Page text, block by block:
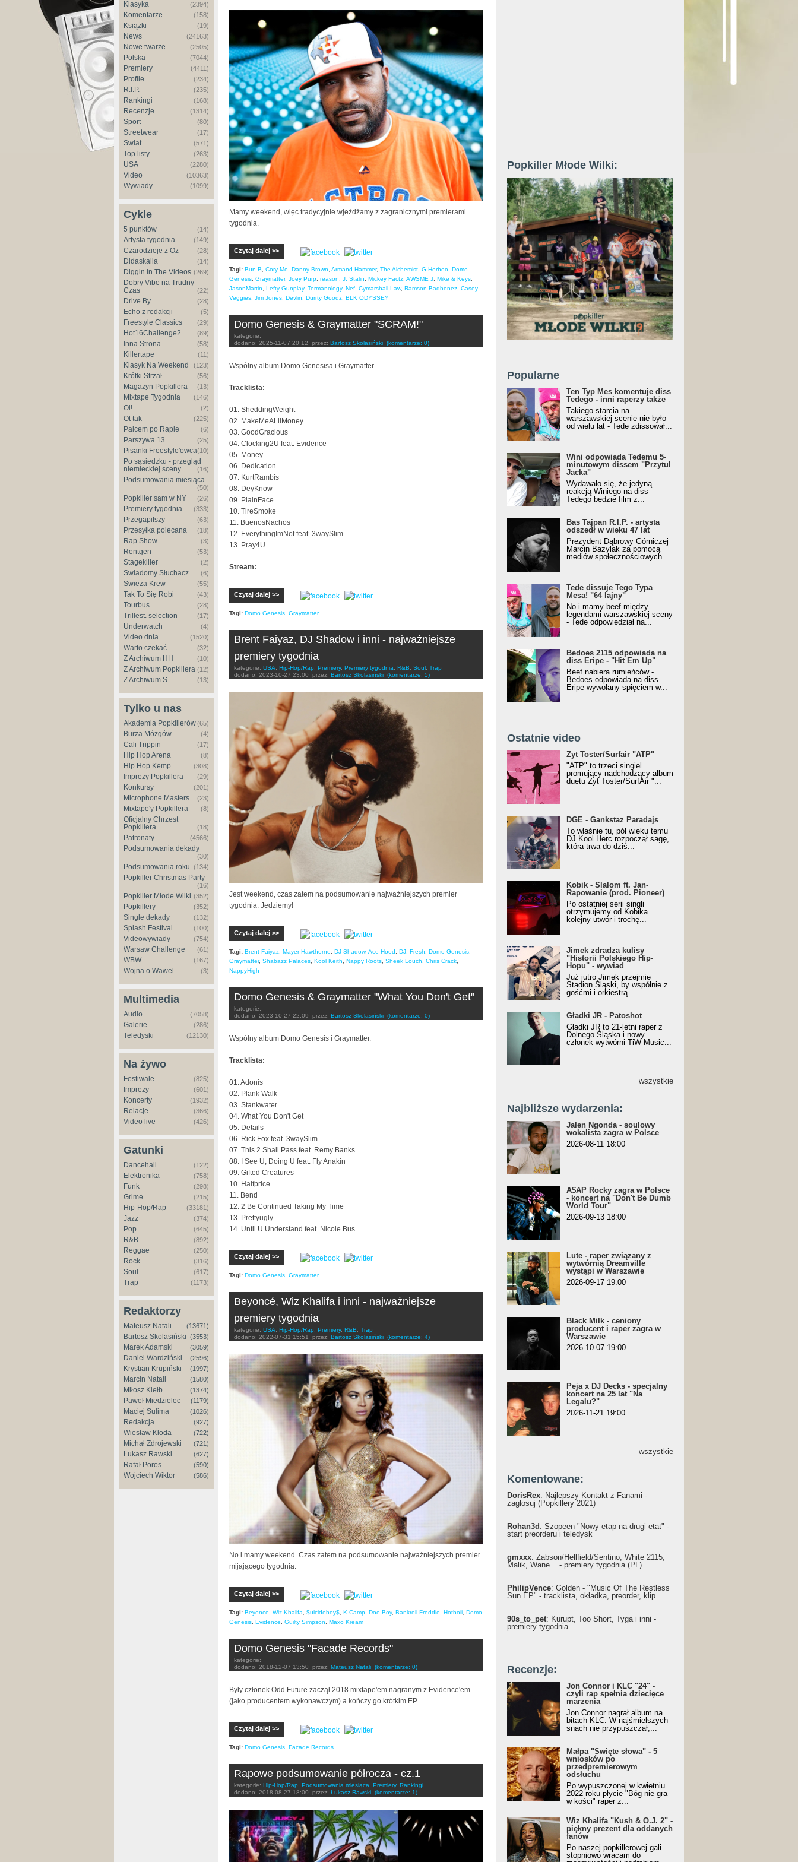
Klasyka (2394)
Komentarze (158)
Książki (19)
News (24163)
Nowe twarze (2505)
Polska (7044)
Premiery (4411)
Profile (234)
R.I.P. (235)
Rankingi (168)
Recenzje (1314)
Sport (80)
Streetwear (17)
Świat (571)
Top listy (263)
USA (2280)
Video (10363)
Wywiady (1099)
Cykle
5 punktów (14)
Artysta tygodnia (149)
Czarodzieje z Oz (28)
Didaskalia (14)
Diggin In The Videos (269)
Dobry Vibe na Trudny
Czas
(22)
Drive By (28)
Echo z redakcji (5)
Freestyle Classics (29)
Hot16Challenge2 (89)
Inna Strona (58)
Killertape (11)
Klasyk Na Weekend (123)
Krótki Strzał (56)
Magazyn Popkillera (13)
Mixtape Tygodnia (146)
Oi! (2)
Ot tak (225)
Palcem po Rapie (6)
Parszywa 13 (25)
Pisanki Freestyle'owca(10)
Po sąsiedzku - przegląd
niemieckiej sceny
(16)
Podsumowania miesiąca
(50)
Popkiller sam w NY (26)
Premiery tygodnia (333)
Przegapifszy (63)
Przesyłka polecana (18)
Rap Show (3)
Rentgen (53)
Stagekiller (2)
Świadomy Słuchacz (6)
Świeża Krew (55)
Tak To Się Robi (43)
Tourbus (28)
Trillest. selection (17)
Underwatch (4)
Video dnia (1520)
Warto czekać (32)
Z Archiwum HH (10)
Z Archiwum Popkillera (12)
Z Archiwum S (13)
Tylko u nas
Akademia Popkillerów(65)
Burza Mózgów (4)
Cali Trippin (17)
Hip Hop Arena (8)
Hip Hop Kemp (308)
Imprezy Popkillera (29)
Konkursy (201)
Microphone Masters (23)
Mixtape'y Popkillera (8)
Oficjalny Chrzest
Popkillera
(18)
Patronaty (4566)
Podsumowania dekady
(30)
Podsumowania roku (134)
Popkiller Christmas Party
(16)
Popkiller Młode Wilki (352)
Popkillery (352)
Single dekady (132)
Splash Festival (100)
Videowywiady (754)
Warsaw Challenge (61)
WBW (167)
Wojna o Wawel (3)
Multimedia
Audio (7058)
Galerie (286)
Teledyski (12130)
Na żywo
Festiwale (825)
Imprezy (601)
Koncerty (1932)
Relacje (366)
Video live (426)
Gatunki
Dancehall (122)
Elektronika (758)
Funk (298)
Grime (215)
Hip-Hop/Rap (33181)
Jazz (374)
Pop (645)
R&B (892)
Reggae (250)
Rock (316)
Soul (617)
Trap (1173)
Redaktorzy
Mateusz Natali (13671)
Bartosz Skolasiński (3553)
Marek Adamski (3059)
Daniel Wardziński (2596)
Krystian Krupiński (1997)
Marcin Natali (1580)
Miłosz Kiełb (1374)
Paweł Miedzielec (1179)
Maciej Sulima (1026)
Redakcja (927)
Wiesław Kłoda (722)
Michał Zdrojewski (721)
Łukasz Rawski (627)
Rafał Poros (590)
Wojciech Wiktor (586)
Mamy weekend, więc tradycyjnie wjeżdżamy z zagranicznymi premierami
tygodnia.
Czytaj dalej >>
Tagi: Bun B, Cory Mo, Danny Brown, Armand Hammer, The Alchemist, G Herboo, Domo
Genesis, Graymatter, Joey Purp, reason, J. Stalin, Mickey Factz, AWSME J, Mike & Keys,
JasonMartin, Lefty Gunplay, Termanology, Nef, Cymarshall Law, Ramson Badbonez, Casey
Veggies, Jim Jones, Devlin, Durrty Goodz, BLK ODYSSEY
Domo Genesis & Graymatter "SCRAM!"
kategorie:
dodano: 2025-11-07 20:12 przez: Bartosz Skolasiński (komentarze: 0)
Wspólny album Domo Genesisa i Graymatter.
Tracklista:
01. SheddingWeight
02. MakeMeALilMoney
03. GoodGracious
04. Clocking2U feat. Evidence
05. Money
06. Dedication
07. KurtRambis
08. DeyKnow
09. PlainFace
10. TireSmoke
11. BuenosNachos
12. EverythingImNot feat. 3waySlim
13. Pray4U
Stream:
Czytaj dalej >>
Tagi: Domo Genesis, Graymatter
Brent Faiyaz, DJ Shadow i inni - najważniejsze
premiery tygodnia
kategorie: USA, Hip-Hop/Rap, Premiery, Premiery tygodnia, R&B, Soul, Trap
dodano: 2023-10-27 23:00 przez: Bartosz Skolasiński (komentarze: 5)
Jest weekend, czas zatem na podsumowanie najważniejszych premier
tygodnia. Jedziemy!
Czytaj dalej >>
Tagi: Brent Faiyaz Mayer Hawthorne DJ Shadow, Ace Hood DJ. Fresh Domo Genesis
Graymatter, Shabazz Palaces Kool Keith Nappy Roots Sheek Louch Chris Crack
NappyHigh
Domo Genesis & Graymatter "What You Don't Get"
kategorie:
dodano: 2023-10-27 22:09 przez: Bartosz Skolasiński (komentarze: 0)
Wspólny album Domo Genesis i Graymatter.
Tracklista:
01. Adonis
02. Plank Walk
03. Stankwater
04. What You Don't Get
05. Details
06. Rick Fox feat. 3waySlim
07. This 2 Shall Pass feat. Remy Banks
08. I See U, Doing U feat. Fly Anakin
09. Gifted Creatures
10. Halfprice
11. Bend
12. 2 Be Continued Taking My Time
13. Prettyugly
14. Until U Understand feat. Nicole Bus
Czytaj dalej >>
Tagi: Domo Genesis Graymatter
Beyoncé, Wiz Khalifa i inni - najważniejsze
premiery tygodnia
kategorie: USA Hip-Hop/Rap Premiery, R&B
Trap
dodano: 2022-07-31 15:51 przez: Bartosz Skolasiński (komentarze: 4)
No i mamy weekend. Czas zatem na podsumowanie najważniejszych premier
mijającego tygodnia.
Czytaj dalej >>
Tagi: Beyonce Wiz Khalifa $uicideboy$ K Camp Doe Boy, Bankroll Freddie Hotboii Domo
Genesis Evidence Guilty Simpson Maxo Kream
Domo Genesis "Facade Records"
kategorie:
dodano: 2018-12-07 13:50 przez: Mateusz Natali (komentarze: 0)
Były członek Odd Future zaczął 2018 mixtape'em nagranym z Evidence'em
(jako producentem wykonawczym) a kończy go krótkim EP.
Czytaj dalej >>
Tagi: Domo Genesis Facade Records
Rapowe podsumowanie półrocza - cz.1
kategorie: Hip-Hop/Rap Podsumowania miesiąca Premiery, Rankingi
dodano: 2018-08-27 18:00 przez: Łukasz Rawski (komentarze: 1)
Popkiller Młode Wilki:
Popularne
Ten Typ Mes komentuje diss
Tedego - inni raperzy także
Takiego starcia na
warszawskiej scenie nie było
od wielu lat - Tede zdissował...
Wini odpowiada Tedemu 5-
minutowym dissem "Przytul
Jacka"
Wydawało się, że jedyną
reakcją Winiego na diss
Tedego będzie film z...
Bas Tajpan R.I.P. - artysta
odszedł w wieku 47 lat
Prezydent Dąbrowy Górniczej
Marcin Bazylak za pomocą
mediów społecznościowych...
Tede dissuje Tego Typa
Mesa! "64 lajny"
No i mamy beef między
legendami warszawskiej sceny
- Tede odpowiedział na...
Bedoes 2115 odpowiada na
diss Eripe - "Hit Em Up"
Beef nabiera rumieńców -
Bedoes odpowiada na diss
Eripe wywołany spięciem w...
Ostatnie video
Żyt Toster/SurfAir - ATP VIDEO
Żyt Toster/Surfair "ATP"
"ATP" to trzeci singiel
promujący nadchodzący album
duetu Żyt Toster/SurfAir "...
donGURALesko z nagrodą za
Klasyczny/Trueschoolowy
Album Roku (Popkillery 2023)
DGE - Gankstaz Paradajs
To właśnie tu, pół wieku temu
DJ Kool Herc rozpoczął sagę,
która trwa do dziś...
Kobik - Slalom ft. Jan-
Rapowanie (prod. Pioneer)
[Official Music Visualiser]
Kobik - Slalom ft. Jan-
Rapowanie (prod. Pioneer)
Po ostatniej serii singli
otrzymujemy od Kobika
kolejny utwór i trochę...
Jimek zdradza kulisy "Historii
Polskiego Hip-Hopu" - wywiad
Jimek zdradza kulisy
"Historii Polskiego Hip-
Hopu" - wywiad
Już jutro Jimek przejmie
Stadion Śląski, by wspólnie z
gośćmi i orkiestrą...
Gładki JR - Patoshot
Gładki JR - Patoshot
Gładki JR to 21-letni raper z
Dolnego Śląska i nowy
członek wytwórni TiW Music...
wszystkie
Najbliższe wydarzenia:
Jalen Ngonda - soulowy
wokalista zagra w Polsce
2026-08-11 18:00
A$AP Rocky zagra w Polsce
- koncert na "Don't Be Dumb
World Tour"
2026-09-13 18:00
Lute - raper związany z
wytwórnią Dreamville
wystąpi w Warszawie
2026-09-17 19:00
Black Milk - ceniony
producent i raper zagra w
Warszawie
2026-10-07 19:00
Peja x DJ Decks - specjalny
koncert na 25 lat "Na
Legalu?"
2026-11-21 19:00
wszystkie
Komentowane:
DorisRex: Najlepszy Kontakt z Fanami -
zagłosuj (Popkillery 2021)
Rohan3d : Szopeen "Nowy etap na drugi etat" -
start preorderu i teledysk
gmxxx: Żabson/Hellfield/Sentino, White 2115,
Malik, Wane... - premiery tygodnia (PL)
PhilipVence: Golden - "Music Of The Restless
Sun EP" - tracklista, okładka, preorder, klip
90s_to_pet: Kurupt, Too Short, Tyga i inni -
premiery tygodnia
Recenzje:
Jon Connor i KLC "24" -
czyli rap spełnia dziecięce
marzenia
Jon Connor nagrał album na
bitach KLC. W najśmielszych
snach nie przypuszczał,...
Małpa "Święte słowa" - 5
wniosków po
przedpremierowym
odsłuchu
Po wypuszczonej w kwietniu
2022 roku płycie "Bóg nie gra
w kości" raper z...
Wiz Khalifa "Kush & O.J. 2" -
piękny prezent dla oddanych
fanów
Po naszej popkillerowej gali
stopniowo wracam do